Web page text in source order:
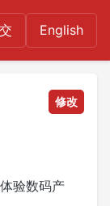
English
修改
验数码产